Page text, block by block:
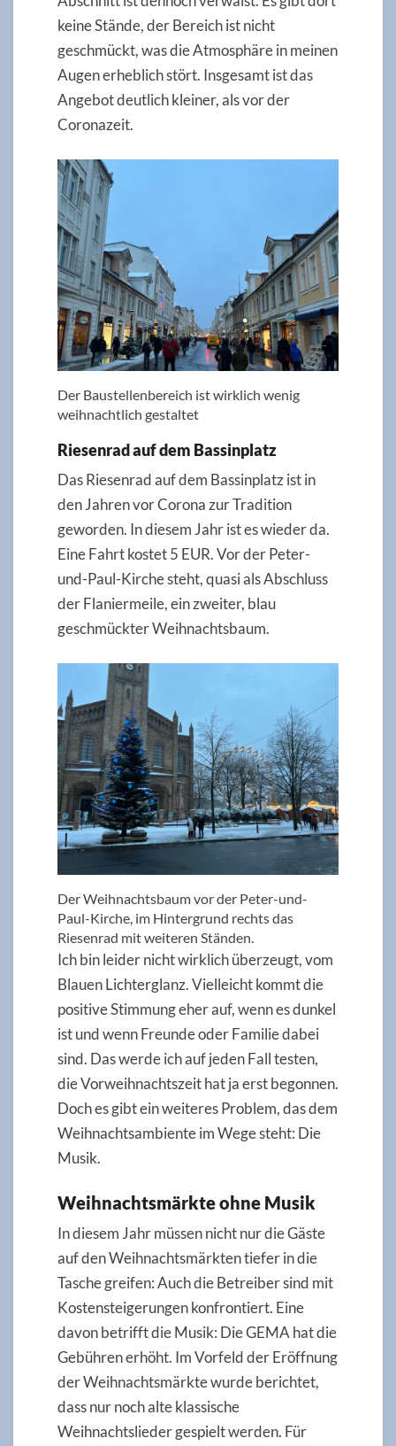
keine Stände, der Bereich ist nicht
geschmückt, was die Atmosphäre in meinen
Augen erheblich stört. Insgesamt ist das
Angebot deutlich kleiner, als vor der
Coronazeit.
Der Baustellenbereich ist wirklich wenig
weihnachtlich gestaltet
Riesenrad auf dem Bassinplatz
Das Riesenrad auf dem Bassinplatz ist in
den Jahren vor Corona zur Tradition
geworden. In diesem Jahr ist es wieder da.
Eine Fahrt kostet 5 EUR. Vor der Peter-
und-Paul-Kirche steht, quasi als Abschluss
der Flaniermeile, ein zweiter, blau
geschmückter Weihnachtsbaum.
Der Weihnachtsbaum vor der Peter-und-
Paul-Kirche, im Hintergrund rechts das
Riesenrad mit weiteren Ständen.
Ich bin leider nicht wirklich überzeugt, vom
Blauen Lichterglanz. Vielleicht kommt die
positive Stimmung eher auf, wenn es dunkel
ist und wenn Freunde oder Familie dabei
sind. Das werde ich auf jeden Fall testen,
die Vorweihnachtszeit hat ja erst begonnen.
Doch es gibt ein weiteres Problem, das dem
Weihnachtsambiente im Wege steht: Die
Musik.
Weihnachtsmärkte ohne Musik
In diesem Jahr müssen nicht nur die Gäste
auf den Weihnachtsmärkten tiefer in die
Tasche greifen: Auch die Betreiber sind mit
Kostensteigerungen konfrontiert. Eine
davon betrifft die Musik: Die GEMA hat die
Gebühren erhöht. Im Vorfeld der Eröffnung
der Weihnachtsmärkte wurde berichtet,
dass nur noch alte klassische
Weihnachtslieder gespielt werden. Für